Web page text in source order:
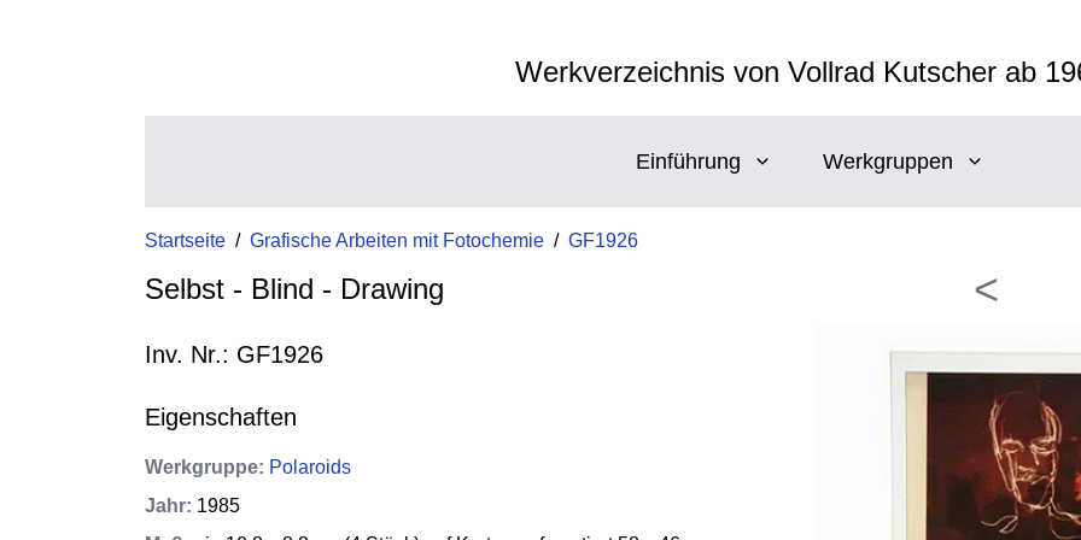
Werkverzeichnis von Vollrad Kutscher ab
Einführung Werkgruppen
Startseite / Grafische Arbeiten mit Fotochemie / GF1926
Selbst - Blind - Drawing
Inv. Nr.: GF1926
Eigenschaften
Werkgruppe: Polaroids
Jahr: 1985
<